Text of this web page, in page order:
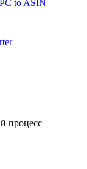
to ASIN
процесс